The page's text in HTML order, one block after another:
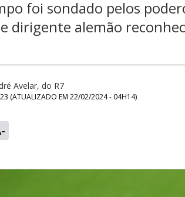
foi sondado pelos
dirigente alemão
Avelar, do R7
(ATUALIZADO EM 22/02/2024 - 04H14)